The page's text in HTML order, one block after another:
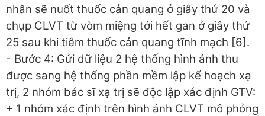
nhân sẽ nuốt thuốc cản quang ở giây thứ 20 và
chụp CLVT từ vòm miệng tới hết gan ở giây thứ
25 sau khi tiêm thuốc cản quang tĩnh mạch [6].
- Bước 4: Gửi dữ liệu 2 hệ thống hình ảnh thu
được sang hệ thống phần mềm lập kế hoạch xạ
trị, 2 nhóm bác sĩ xạ trị sẽ độc lập xác định GTV:
+ 1 nhóm xác định trên hình ảnh CLVT mô phỏng